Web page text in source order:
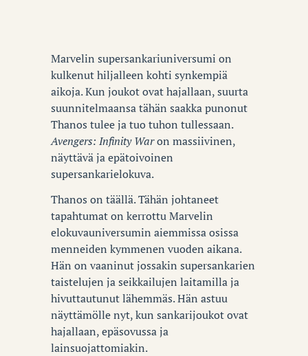
Marvelin supersankariuniversumi on
kulkenut hiljalleen kohti synkempiä
aikoja. Kun joukot ovat hajallaan, suurta
suunnitelmaansa tähän saakka punonut
Thanos tulee ja tuo tuhon tullessaan.
Avengers: Infinity Waron massiivinen,
näyttävä ja epätoivoinen
supersankarielokuva.
Thanos on täällä. Tähän johtaneet
tapahtumat on kerrottu Marvelin
elokuvauniversumin aiemmissa osissa
menneiden kymmenen vuoden aikana.
Hän on vaaninut jossakin supersankarien
taistelujen ja seikkailujen laitamilla ja
hivuttautunut lähemmäs. Hän astuu
näyttämölle nyt, kun sankarijoukot ovat
hajallaan, epäsovussa ja
lainsuojattomiakin.